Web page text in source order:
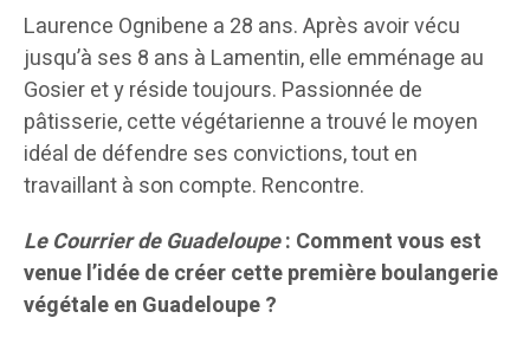
Laurence Ognibene a 28 ans. Après avoir vécu
jusqu’à ses 8 ans à Lamentin, elle emménage au
Gosier et y réside toujours. Passionnée de
pâtisserie, cette végétarienne a trouvé le moyen
idéal de défendre ses convictions, tout en
travaillant à son compte. Rencontre.
Le Courrier de Guadeloupe: Comment vous est
venue l’idée de créer cette première boulangerie
végétale en Guadeloupe ?